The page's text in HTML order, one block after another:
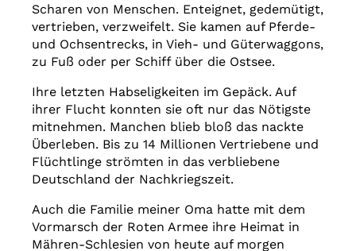
Scharen von Menschen. Enteignet, gedemütigt,
vertrieben, verzweifelt. Sie kamen auf Pferde-
und Ochsentrecks, in Vieh- und Güterwaggons,
zu Fuß oder per Schiff über die Ostsee.
Ihre letzten Habseligkeiten im Gepäck. Auf
ihrer Flucht konnten sie oft nur das Nötigste
mitnehmen. Manchen blieb bloß das nackte
Überleben. Bis zu 14 Millionen Vertriebene und
Flüchtlinge strömten in das verbliebene
Deutschland der Nachkriegszeit.
Auch die Familie meiner Oma hatte mit dem
Vormarsch der Roten Armee ihre Heimat in
Mähren-Schlesien von heute auf morgen